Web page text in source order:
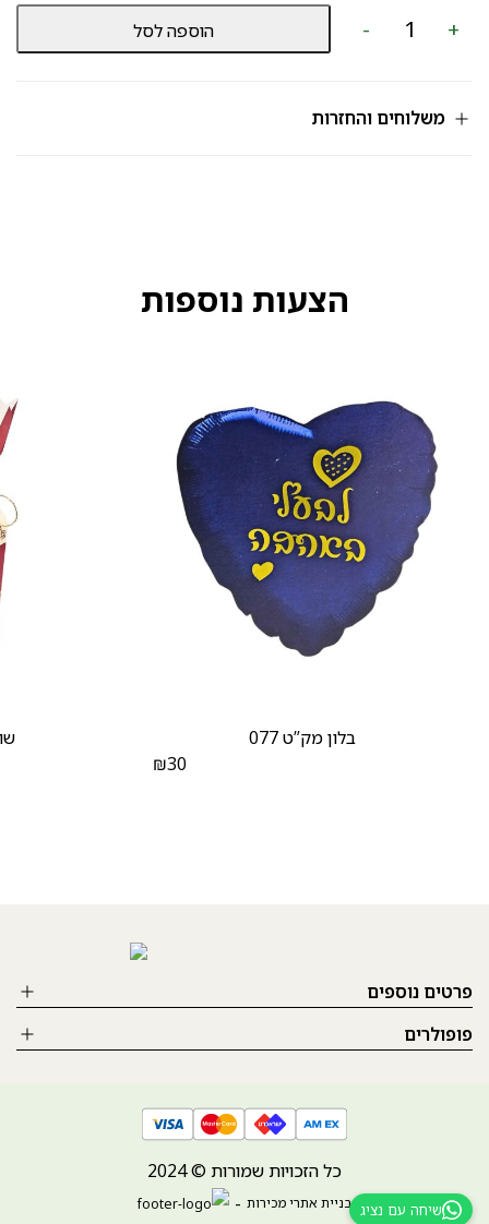
-
כמות
מארז
598
+ הוספה לסל
משלוחים והחזרות
הצעות נוספות
בלון מק”ט 077
₪30
פרטים נוספים
פופולרים
בניית אתרי מכירות
כל הזכויות שמורות © 2024
שיחה עם נציג